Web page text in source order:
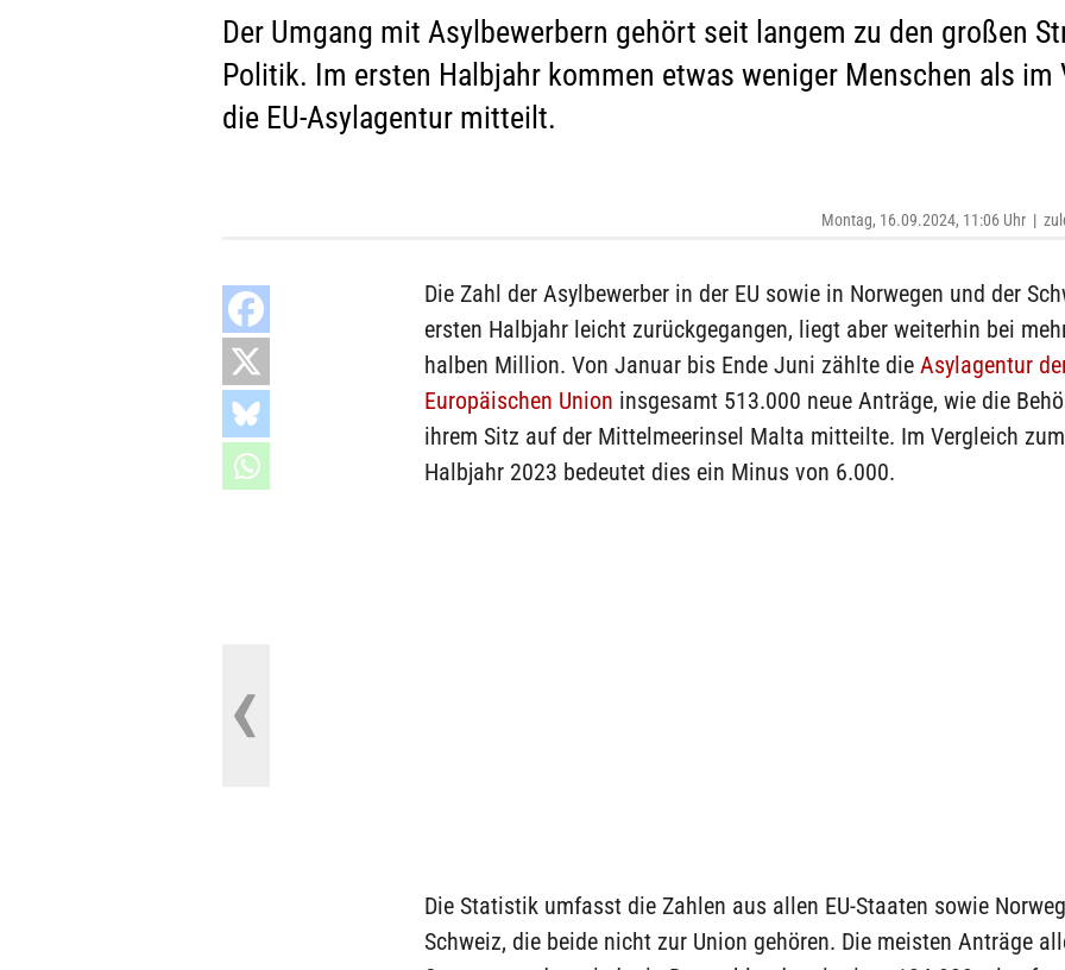
Der Umgang mit Asylbewerbern gehört seit langem zu den großen
Politik. Im ersten Halbjahr kommen etwas weniger Menschen als im
die EU-Asylagentur mitteilt.
Montag, 16.09.2024, 11:06 Uhr |
Die Zahl der Asylbewerber in der EU sowie in Norwegen und der
ersten Halbjahr leicht zurückgegangen, liegt aber weiterhin bei
halben Million. Von Januar bis Ende Juni zählte die Asylagentur
Europäischen Union insgesamt 513.000 neue Anträge, wie die
ihrem Sitz auf der Mittelmeerinsel Malta mitteilte. Im Vergleich
Halbjahr 2023 bedeutet dies ein Minus von 6.000.
Die Statistik umfasst die Zahlen aus allen EU-Staaten sowie
Schweiz, die beide nicht zur Union gehören. Die meisten Anträge